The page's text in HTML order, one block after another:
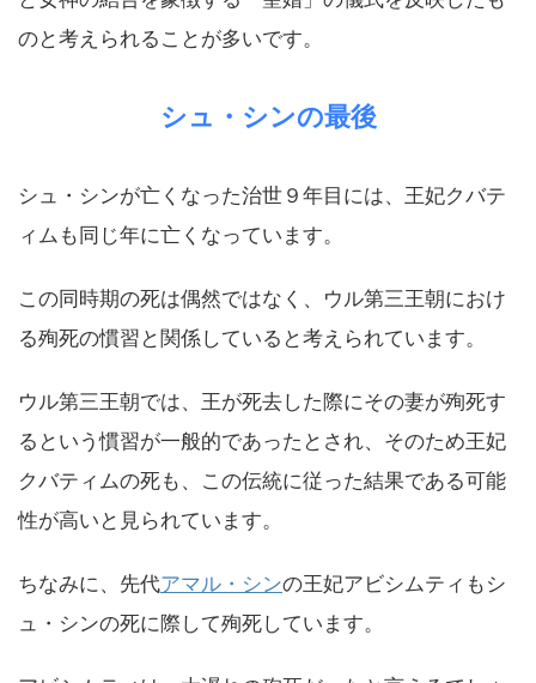
のと考えられることが多いです。
シュ・シンの最後
シュ・シンが亡くなった治世９年目には、王妃クバテ
ィムも同じ年に亡くなっています。
この同時期の死は偶然ではなく、ウル第三王朝におけ
る殉死の慣習と関係していると考えられています。
ウル第三王朝では、王が死去した際にその妻が殉死す
るという慣習が一般的であったとされ、そのため王妃
クバティムの死も、この伝統に従った結果である可能
性が高いと見られています。
ちなみに、先代アマル・シンの王妃アビシムティもシ
ュ・シンの死に際して殉死しています。